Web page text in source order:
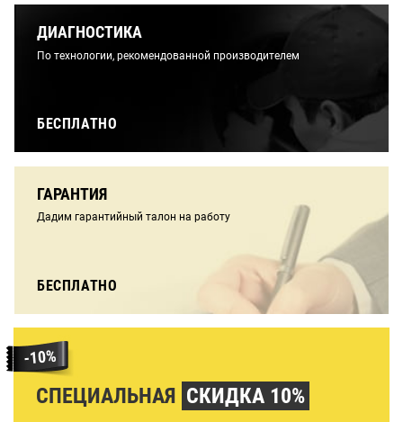
ДИАГНОСТИКА
По технологии, рекомендованной производителем
БЕСПЛАТНО
ГАРАНТИЯ
Дадим гарантийный талон на работу
БЕСПЛАТНО
СПЕЦИАЛЬНАЯ СКИДКА 10%